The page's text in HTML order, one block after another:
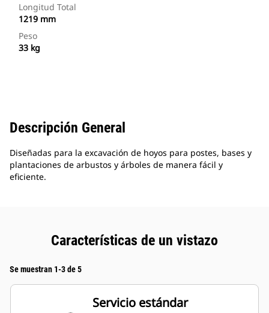
Longitud Total
1219 mm
Peso
33 kg
Descripción General
Diseñadas para la excavación de hoyos para postes, bases y
plantaciones de arbustos y árboles de manera fácil y
eficiente.
Características de un vistazo
Se muestran 1-3 de 5
Servicio estándar